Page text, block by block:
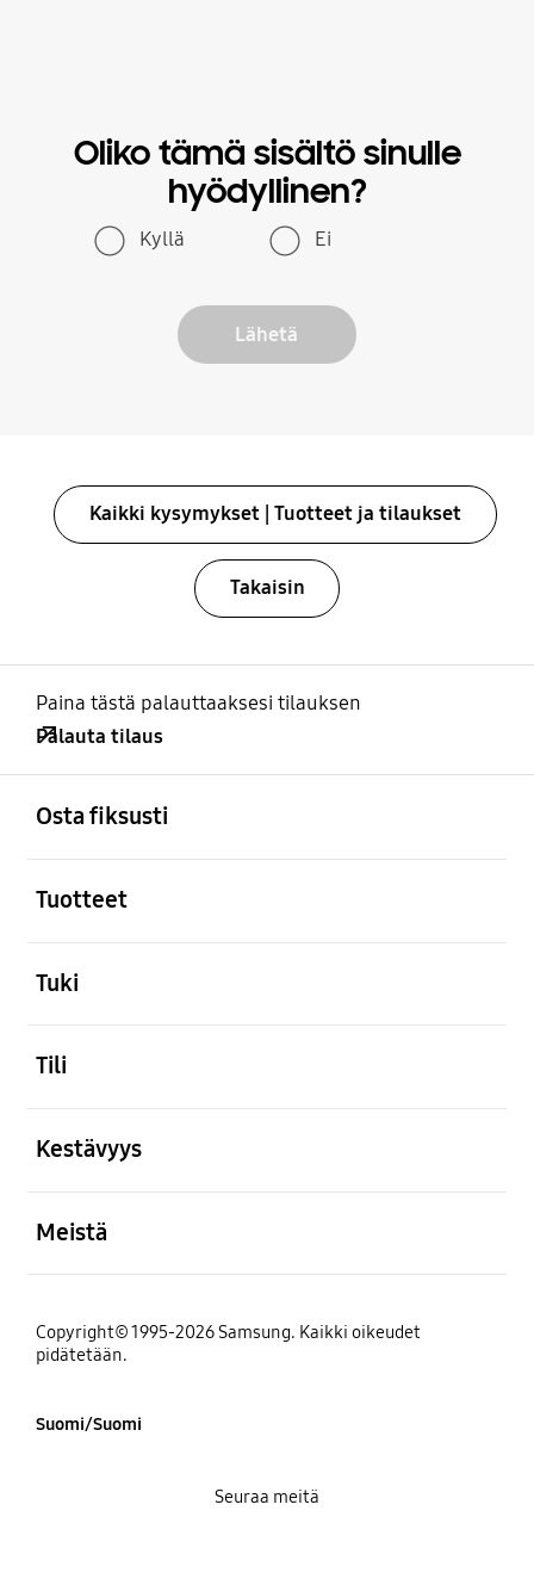
Oliko tämä sisältö sinulle
hyödyllinen?
Kyllä Ei
Lähetä
Kaikki kysymykset | Tuotteet ja tilaukset
Takaisin
Paina tästä palauttaaksesi tilauksen
Palauta tilaus
Osta fiksusti
Tuotteet
Tuki
Tili
Kestävyys
Meistä
Copyright© 1995-2026 Samsung. Kaikki oikeudet
pidätetään.
Suomi/Suomi
Seuraa meitä